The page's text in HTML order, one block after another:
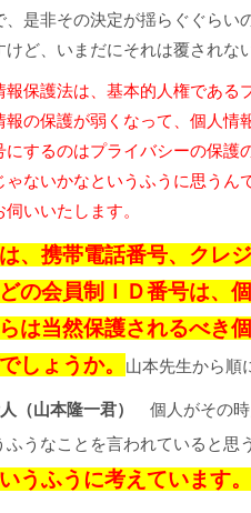
、是非その決定が揺らぐぐらい
けど、いまだにそれは覆されな
報保護法は、基本的人権である
報の保護が弱くなって、個人情
にするのはプライバシーの保護
ゃないかなというふうに思うん
伺いいたします。
、携帯電話番号、クレ
どの会員制ＩＤ番号は、
は当然保護されるべき
しょうか。
山本先生から順
（山本隆一君）
個人がその時
ふうなことを言われていると思
うふうに考えています。